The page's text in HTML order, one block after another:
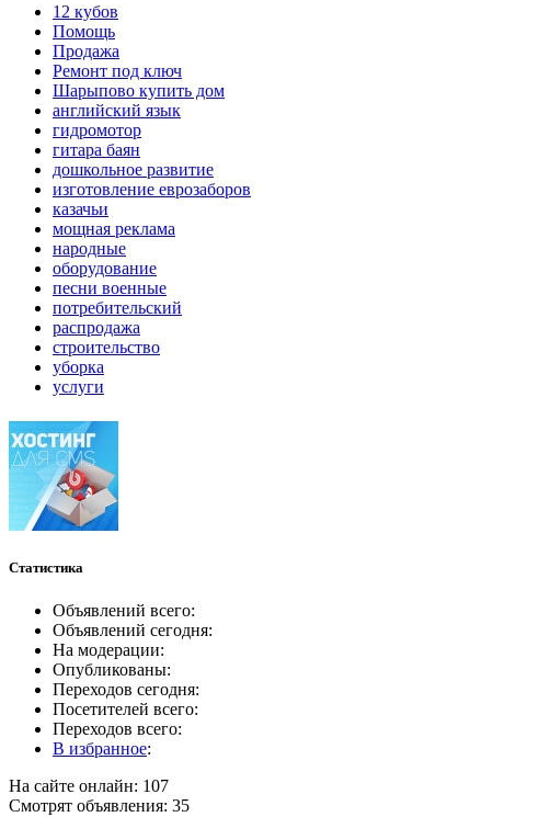
12 кубов
Помощь
Продажа
Ремонт под ключ
Шарыпово купить дом
английский язык
гидромотор
гитара баян
дошкольное развитие
изготовление еврозаборов
казачьи
мощная реклама
народные
оборудование
песни военные
потребительский
распродажа
строительство
уборка
услуги
Статистика
Объявлений всего:
Объявлений сегодня:
На модерации:
Опубликованы:
Переходов сегодня:
Посетителей всего:
Переходов всего:
В избранное:
На сайте онлайн: 107
Смотрят объявления: 35